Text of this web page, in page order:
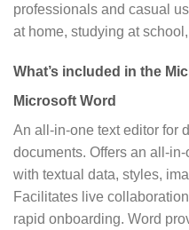
professionals and casual
at home, studying at
What’s included in the
Microsoft Word
An all-in-one text editor for
documents. Offers an all-
with textual data, styles,
Facilitates live
rapid onboarding. Word